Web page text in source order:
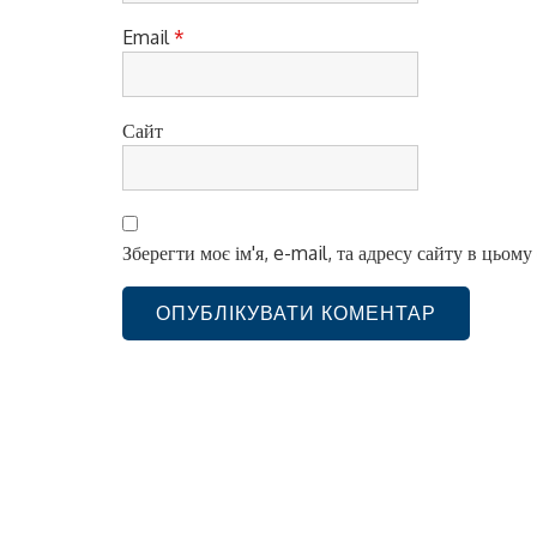
Email*
Сайт
Зберегти моє ім'я, e-mail, та адресу сайту в